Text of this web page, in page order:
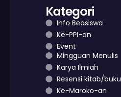
Kategori
Info Beasiswa
Ke-PPI-an
Event
Mingguan Menulis
Karya Ilmiah
Resensi kitab/buku
Ke-Maroko-an